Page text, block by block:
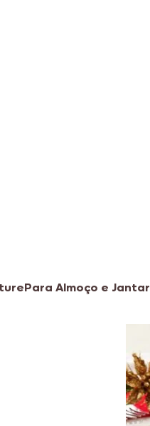
Para Almoço e Jantar